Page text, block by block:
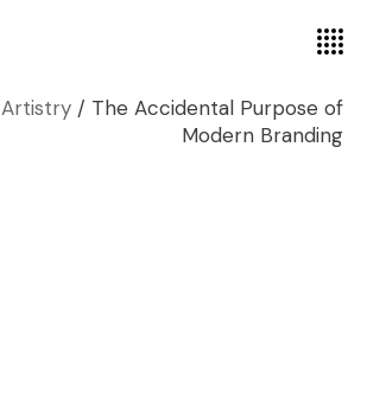
Artistry
The Accidental Purpose of
Modern Branding